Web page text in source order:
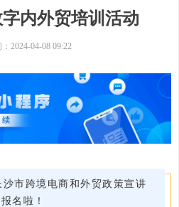
内外贸培训活动
市跨境电商和外贸政策宣讲
名啦！
2024-04-08 09:22